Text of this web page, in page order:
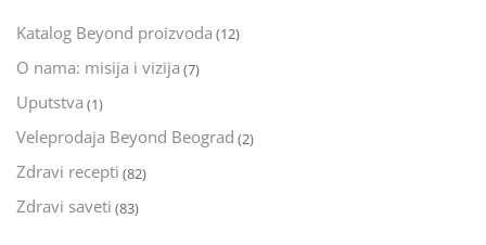
Katalog Beyond proizvoda (12)
O nama: misija i vizija (7)
Uputstva (1)
Veleprodaja Beyond Beograd (2)
Zdravi recepti (82)
Zdravi saveti (83)